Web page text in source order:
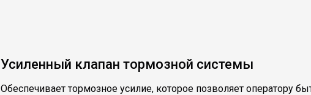
Усиленный клапан тормозной системы
Обеспечивает тормозное усилие, которое позволяет оператору